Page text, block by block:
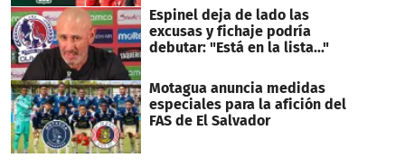
Espinel deja de lado las
excusas y fichaje podría
debutar: "Está en la lista..."
Motagua anuncia medidas
especiales para la afición del
FAS de El Salvador